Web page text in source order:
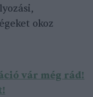
okoz
vár még rád!